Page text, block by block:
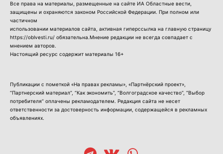
Все права на материалы, размещенные на сайте ИА Областные вести,
защищены и охраняются законом Российской Федерации. При полном или
частичном
использовании материалов сайта, активная гиперссылка на главную страницу
https://oblvesti.ru/ обязательна.Мнение редакции не всегда совпадает с
мнением авторов.
Настоящий ресурс содержит материалы 16+
Публикации с пометкой «На правах рекламы», «Партнёрский проект»,
“Партнерский материал”, “Как экономить”, “Волгоградское качество”, “Выбор
потребителя” оплачены рекламодателем. Редакция сайта не несет
ответственности за достоверность информации, содержащейся в рекламных
объявлениях.